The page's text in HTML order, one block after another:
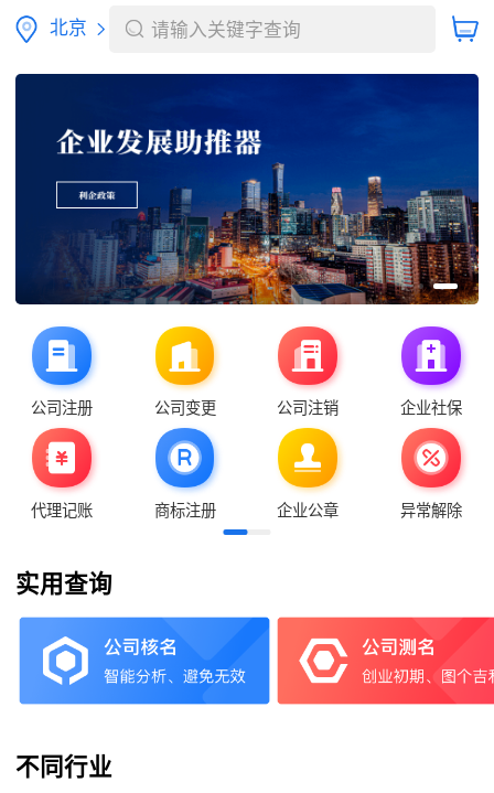
北京 请输入关键字查询
公司注册 公司变更 公司注销 企业社保
代理记账 商标注册 企业公章 异常解除
实用查询
不同行业